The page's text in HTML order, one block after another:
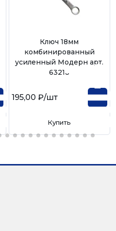
Ключ 18мм
комбинированный
усиленный Модерн арт.
63218
195,00 ₽/шт
Купить